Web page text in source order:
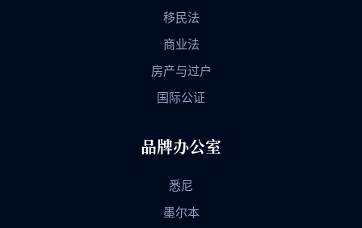
移民法
商业法
房产与过户
国际公证
品牌办公室
悉尼
墨尔本